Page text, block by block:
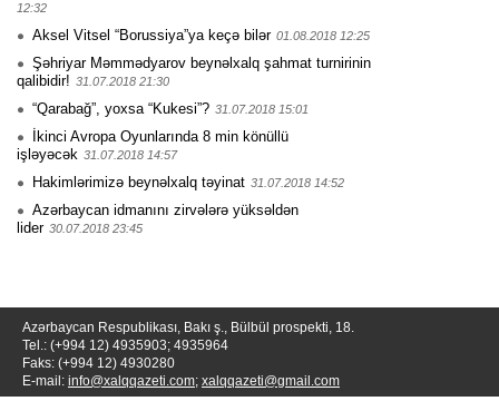
12:32
Aksel Vitsel “Borussiya”ya keçə bilər 01.08.2018 12:25
Şəhriyar Məmmədyarov beynəlxalq şahmat turnirinin
qalibidir! 31.07.2018 21:30
“Qarabağ”, yoxsa “Kukesi”? 31.07.2018 15:01
İkinci Avropa Oyunlarında 8 min könüllü
işləyəcək 31.07.2018 14:57
Hakimlərimizə beynəlxalq təyinat 31.07.2018 14:52
Azərbaycan idmanını zirvələrə yüksəldən
lider 30.07.2018 23:45
Azərbaycan Respublikası, Bakı ş., Bülbül prospekti, 18.
Tel.: (+994 12) 4935903; 4935964
Faks: (+994 12) 4930280
E-mail: info@xalqqazeti.com; xalqqazeti@gmail.com